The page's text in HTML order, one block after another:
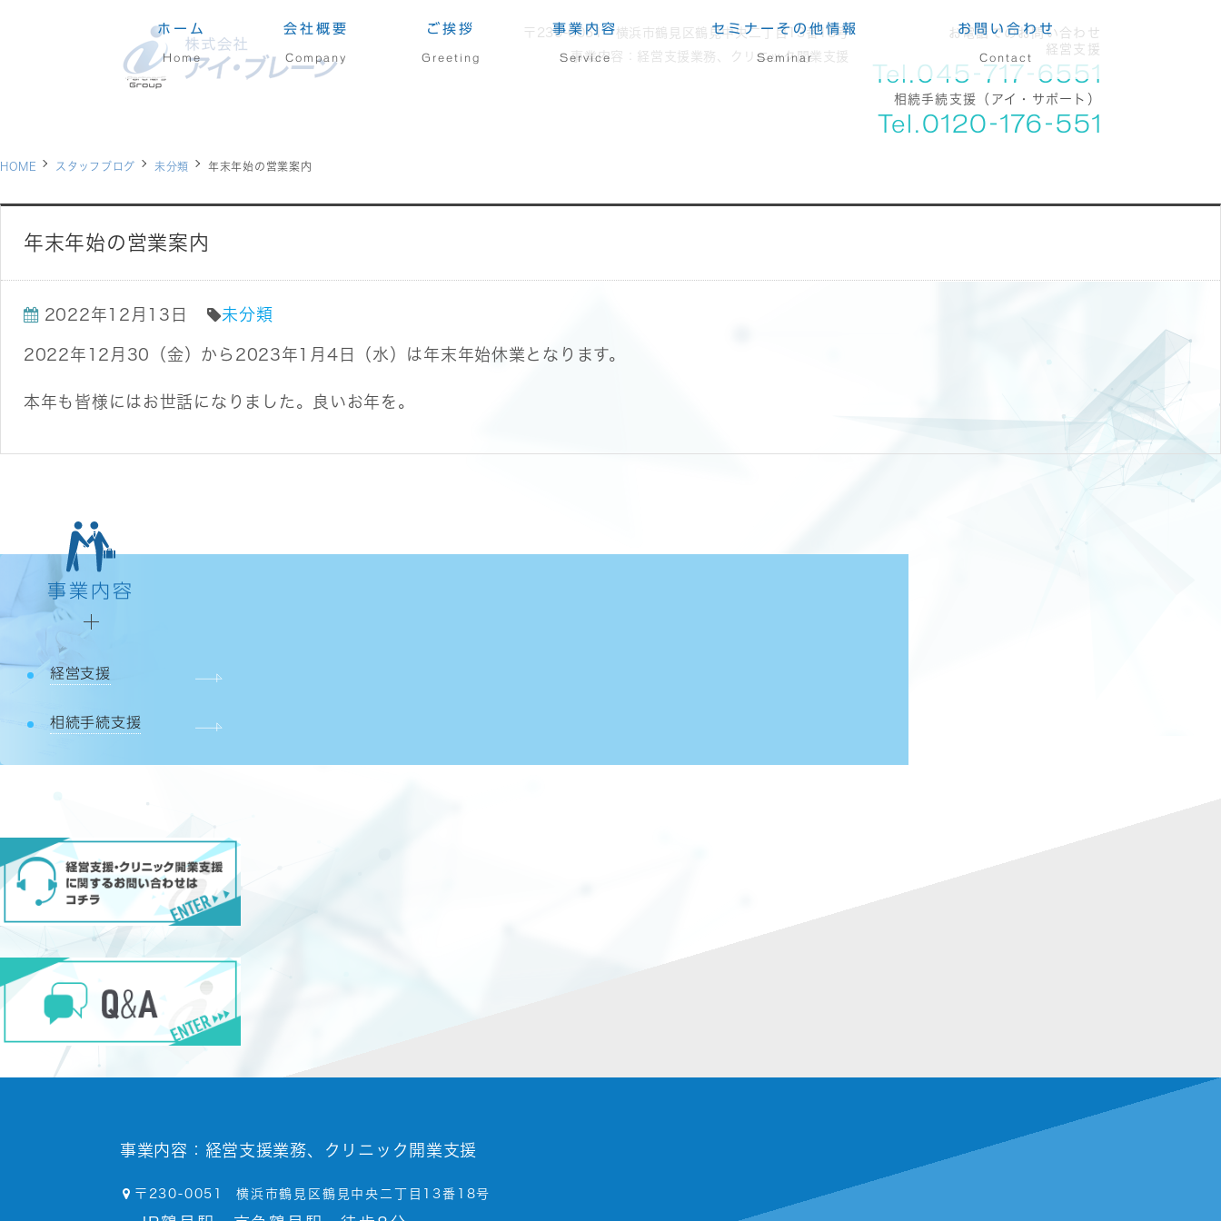
お電話でのお問い合わせ
経営支援
Tel.045-717-6551
相続手続支援（アイ・サポート）
Tel.0120-176-551
〒230-0051
横浜市鶴見区鶴見中央二丁目13番18号
事業内容： 経営支援業務、クリニック開業支援
ホーム
Home
会社概要
Company
ご挨拶
Greeting
事業内容
Service
セミナーその他情報
Seminar
お問い合わせ
Contact
HOME スタッフブログ 未分類 年末年始の営業案内
年末年始の営業案内
2022年12月13日 未分類
2022年12月30（金）から2023年1月4日（水）は年末年始休業となります。
本年も皆様にはお世話になりました。良いお年を。
事業内容
経営支援
相続手続支援
事業内容： 経営支援業務、クリニック開業支援
〒230-0051 横浜市鶴見区鶴見中央二丁目13番18号